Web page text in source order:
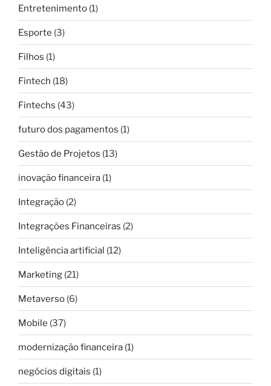
Entretenimento (1)
Esporte (3)
Filhos (1)
Fintech (18)
Fintechs (43)
futuro dos pagamentos (1)
Gestão de Projetos (13)
inovação financeira (1)
Integração (2)
Integrações Financeiras (2)
Inteligência artificial (12)
Marketing (21)
Metaverso (6)
Mobile (37)
modernização financeira (1)
negócios digitais (1)